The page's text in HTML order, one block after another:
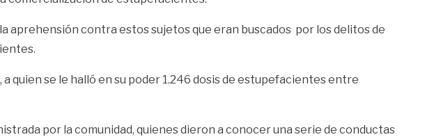
aprehensión contra estos sujetos que eran buscados por los delitos de
quien se le halló en su poder 1.246 dosis de estupefacientes entre
por la comunidad, quienes dieron a conocer una serie de conductas